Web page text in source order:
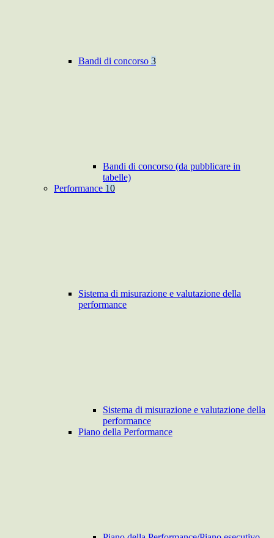
Bandi di concorso 3
Bandi di concorso (da pubblicare in
tabelle)
Performance 10
Sistema di misurazione e valutazione della
performance
Sistema di misurazione e valutazione della
performance
Piano della Performance